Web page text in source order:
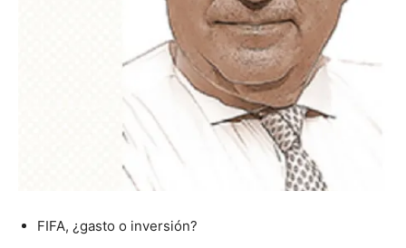
FIFA, ¿gasto o inversión?